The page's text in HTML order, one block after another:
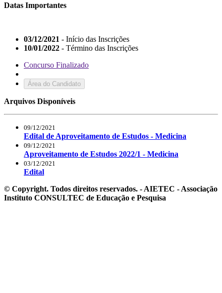
Datas Importantes
03/12/2021 - Início das Inscrições
10/01/2022 - Término das Inscrições
Concurso Finalizado
Área do Candidato
Arquivos Disponíveis
09/12/2021
Edital de Aproveitamento de Estudos - Medicina
09/12/2021
Aproveitamento de Estudos 2022/1 - Medicina
03/12/2021
Edital
© Copyright. Todos direitos reservados. - AIETEC - Associação
Instituto CONSULTEC de Educação e Pesquisa